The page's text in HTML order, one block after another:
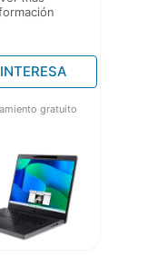
gratuito